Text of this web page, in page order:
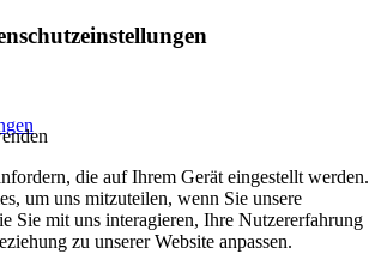
die auf Ihrem Gerät eingestellt werden.
um uns mitzuteilen, wenn Sie unsere
Sie mit uns interagieren, Ihre Nutzererfahrung
zu unserer Website anpassen.